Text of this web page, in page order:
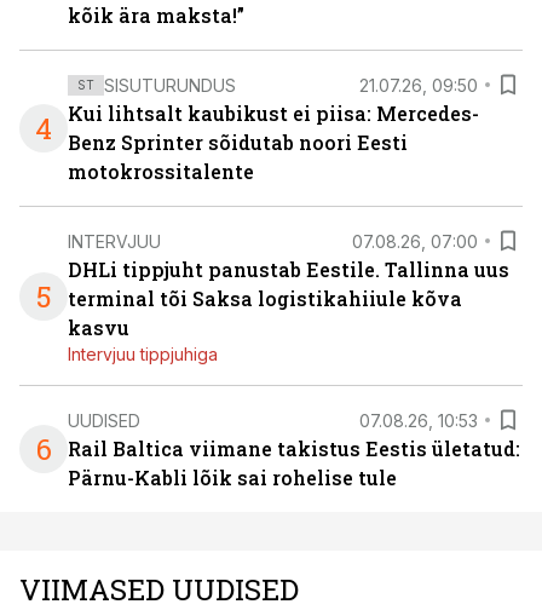
kõik ära maksta!”
4
ST SISUTURUNDUS 21.07.26, 09:50
Kui lihtsalt kaubikust ei piisa: Mercedes-
Benz Sprinter sõidutab noori Eesti
motokrossitalente
5
INTERVJUU 07.08.26, 07:00
DHLi tippjuht panustab Eestile. Tallinna uus
terminal tõi Saksa logistikahiiule kõva
kasvu
Intervjuu tippjuhiga
6
UUDISED 07.08.26, 10:53
Rail Baltica viimane takistus Eestis ületatud:
Pärnu-Kabli lõik sai rohelise tule
VIIMASED UUDISED